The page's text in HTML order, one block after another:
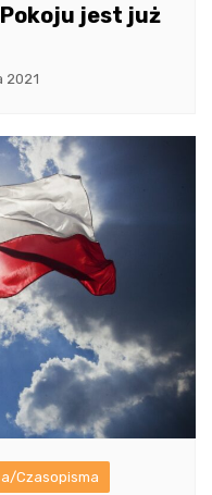
jest już
2021
Czasopisma